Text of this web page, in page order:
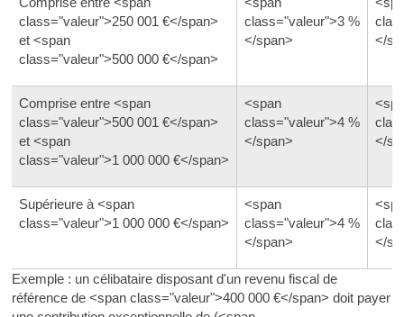
class="valeur">250 001 €</span>
et <span
class="valeur">500 000 €</span>
class="valeur">3 %
</span>
</
Comprise entre <span
class="valeur">500 001 €</span>
et <span
class="valeur">1 000 000 €</span>
<span
class="valeur">4 %
</span>
</
Supérieure à <span
class="valeur">1 000 000 €</span>
<span
class="valeur">4 %
</span>
</
Exemple : un célibataire disposant d'un revenu fiscal de
référence de <span class="valeur">400 000 €</span> doit payer